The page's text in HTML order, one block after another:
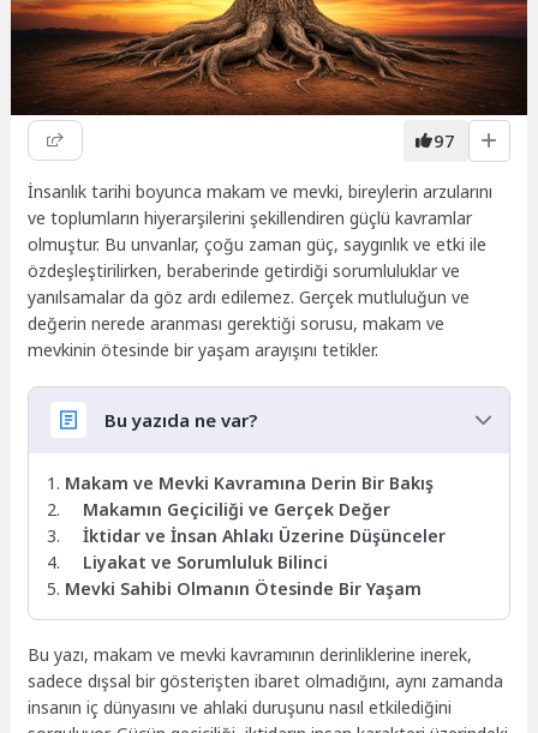
97
İnsanlık tarihi boyunca makam ve mevki, bireylerin arzularını
ve toplumların hiyerarşilerini şekillendiren güçlü kavramlar
olmuştur. Bu unvanlar, çoğu zaman güç, saygınlık ve etki ile
özdeşleştirilirken, beraberinde getirdiği sorumluluklar ve
yanılsamalar da göz ardı edilemez. Gerçek mutluluğun ve
değerin nerede aranması gerektiği sorusu, makam ve
mevkinin ötesinde bir yaşam arayışını tetikler.
Bu yazıda ne var?
Makam ve Mevki Kavramına Derin Bir Bakış
Makamın Geçiciliği ve Gerçek Değer
İktidar ve İnsan Ahlakı Üzerine Düşünceler
Liyakat ve Sorumluluk Bilinci
Mevki Sahibi Olmanın Ötesinde Bir Yaşam
Bu yazı, makam ve mevki kavramının derinliklerine inerek,
sadece dışsal bir gösterişten ibaret olmadığını, aynı zamanda
insanın iç dünyasını ve ahlaki duruşunu nasıl etkilediğini